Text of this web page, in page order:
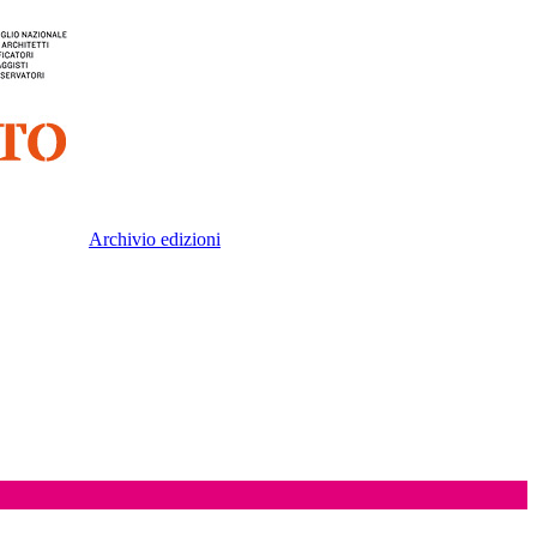
Archivio edizioni